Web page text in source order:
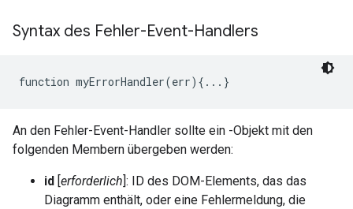
Syntax des Fehler-Event-Handlers
function myErrorHandler(err){...}
An den Fehler-Event-Handler sollte ein -Objekt mit den
folgenden Membern übergeben werden:
id [erforderlich]: ID des DOM-Elements, das das
Diagramm enthält, oder eine Fehlermeldung, die